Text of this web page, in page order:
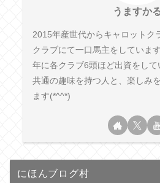
うますか
2015年産世代からキャロットク
クラブにて一口馬主をしていま
年に各クラブ6頭ほど出資をして
共通の趣味を持つ人と、楽しみ
ます(*^^*)
にほんブログ村